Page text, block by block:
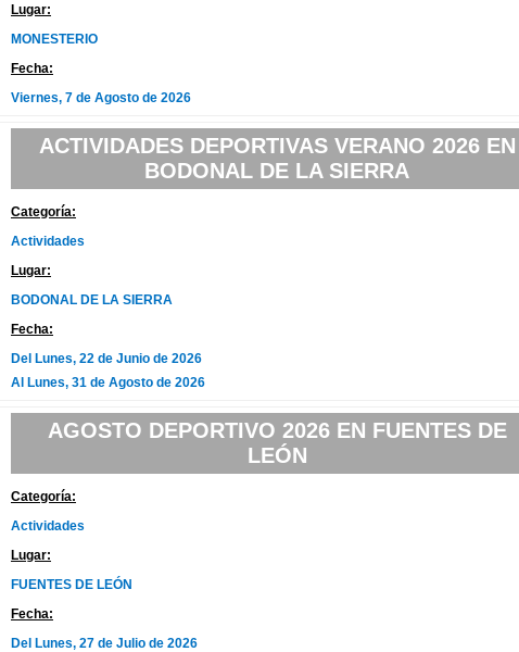
Lugar:
MONESTERIO
Fecha:
Viernes, 7 de Agosto de 2026
ACTIVIDADES DEPORTIVAS VERANO 2026 EN
BODONAL DE LA SIERRA
Categoría:
Actividades
Lugar:
BODONAL DE LA SIERRA
Fecha:
Del Lunes, 22 de Junio de 2026
Al Lunes, 31 de Agosto de 2026
AGOSTO DEPORTIVO 2026 EN FUENTES DE
LEÓN
Categoría:
Actividades
Lugar:
FUENTES DE LEÓN
Fecha:
Del Lunes, 27 de Julio de 2026